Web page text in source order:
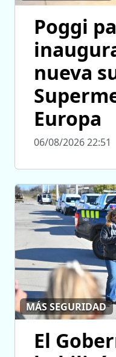
Poggi
nueva
Europa
06/08/2026 22:51
MÁS SEGURIDAD
El